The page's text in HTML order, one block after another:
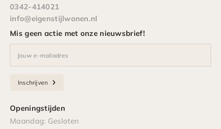
0342-414021
info@eigenstijlwonen.nl
Mis geen actie met onze nieuwsbrief!
Jouw e-mailadres
Inschrijven
Openingstijden
Maandag: Gesloten